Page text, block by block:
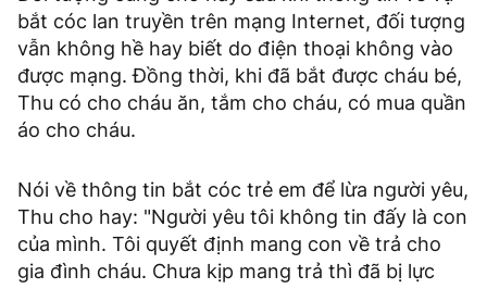
bắt cóc lan truyền trên mạng Internet, đối tượng
vẫn không hề hay biết do điện thoại không vào
được mạng. Đồng thời, khi đã bắt được cháu bé,
Thu có cho cháu ăn, tắm cho cháu, có mua quần
áo cho cháu.
Nói về thông tin bắt cóc trẻ em để lừa người yêu,
Thu cho hay: "Người yêu tôi không tin đấy là con
của mình. Tôi quyết định mang con về trả cho
gia đình cháu. Chưa kịp mang trả thì đã bị lực